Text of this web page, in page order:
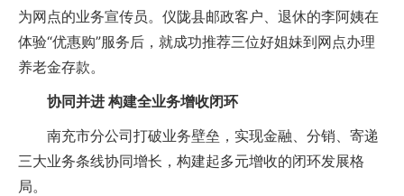
为网点的业务宣传员。仪陇县邮政客户、退休的李阿姨在
体验“优惠购”服务后，就成功推荐三位好姐妹到网点办理
养老金存款。
协同并进 构建全业务增收闭环
南充市分公司打破业务壁垒，实现金融、分销、寄递
三大业务条线协同增长，构建起多元增收的闭环发展格
局。